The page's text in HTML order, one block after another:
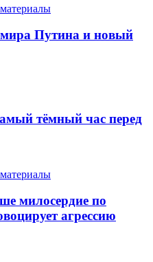
Путина и новый
тёмный час перед
милосердие по
агрессию